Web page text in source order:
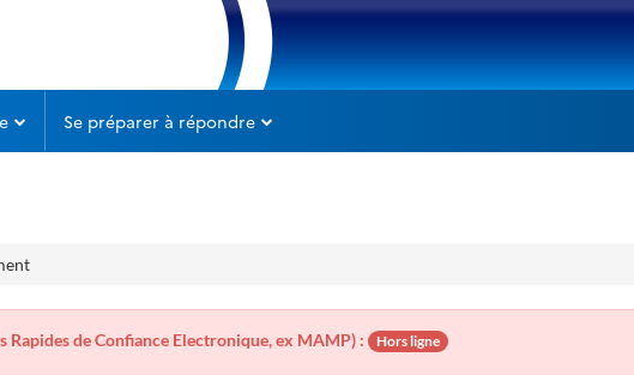
Se préparer à répondre
Rapides de Confiance Electronique, ex MAMP) : Hors ligne